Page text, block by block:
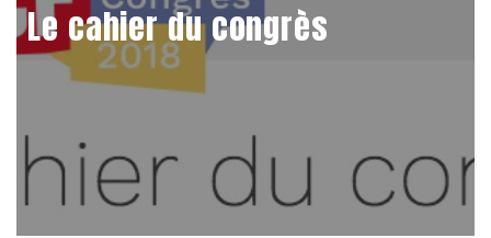
Le cahier du congrès